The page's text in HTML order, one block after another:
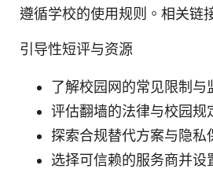
遵循学校的使用规则。相关链
引导性短评与资源
了解校园网的常见限制与
评估翻墙的法律与校园规
探索合规替代方案与隐私
选择可信赖的服务商并设